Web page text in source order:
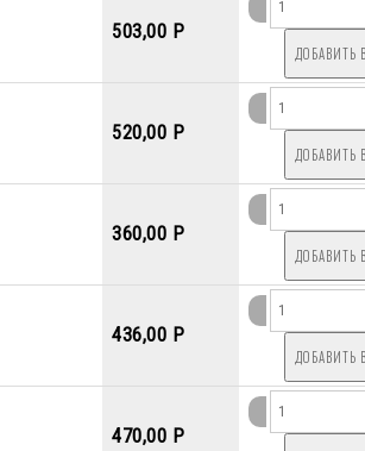
503,00 P
520,00 P
360,00 P
436,00 P
470,00 P